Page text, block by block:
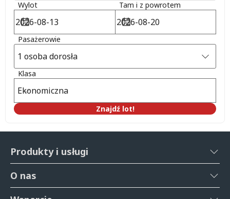
Wylot Tam i z powrotem
Pasażerowie
1 osoba dorosła
Klasa
Ekonomiczna
Znajdź lot!
Produkty i usługi
O nas